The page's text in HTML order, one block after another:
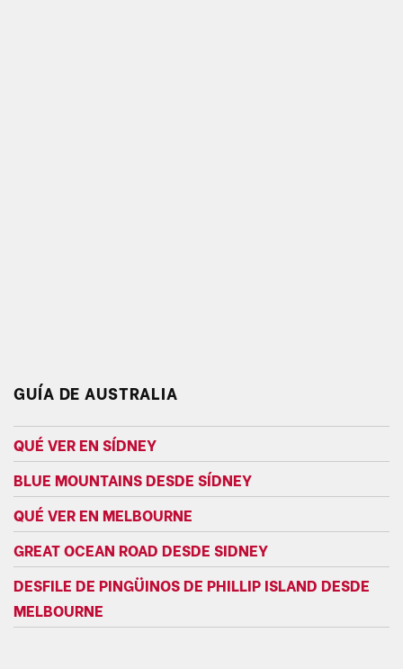
GUÍA DE AUSTRALIA
QUÉ VER EN SÍDNEY
BLUE MOUNTAINS DESDE SÍDNEY
QUÉ VER EN MELBOURNE
GREAT OCEAN ROAD DESDE SIDNEY
DESFILE DE PINGÜINOS DE PHILLIP ISLAND DESDE
MELBOURNE